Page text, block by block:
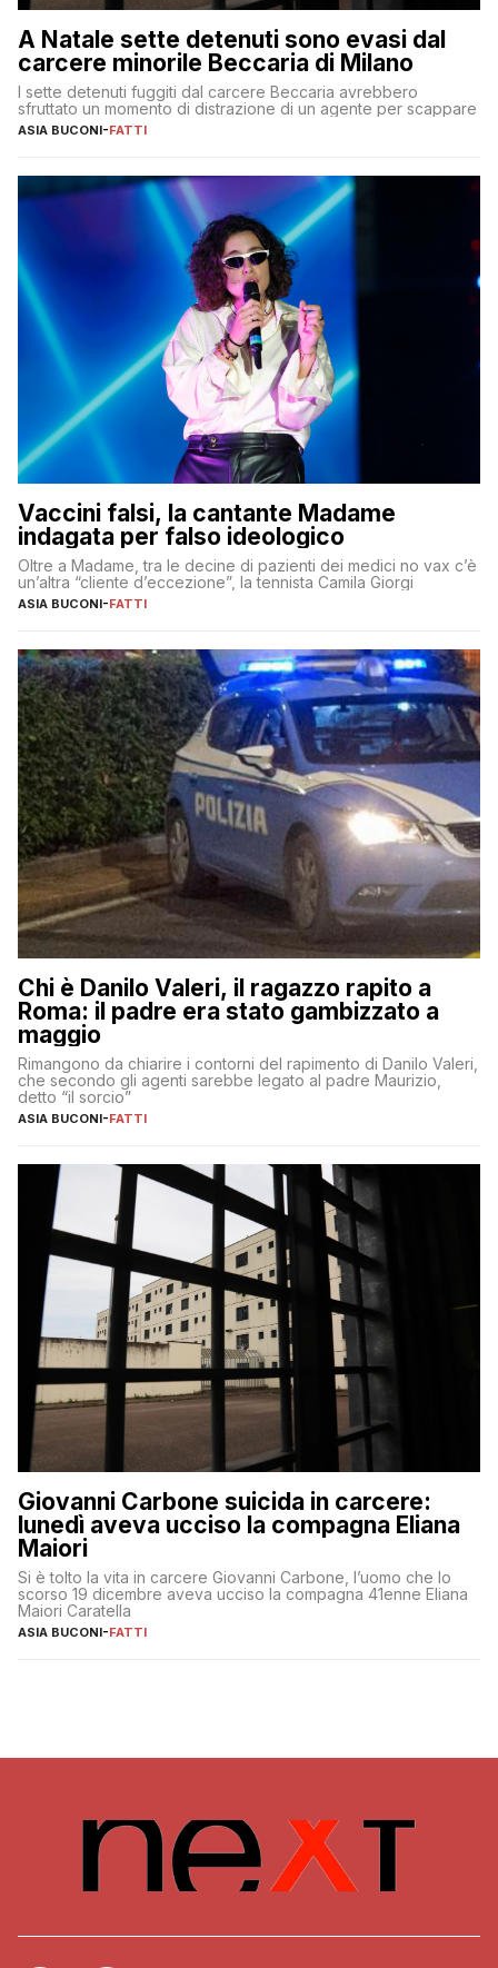
A Natale sette detenuti sono evasi dal
carcere minorile Beccaria di Milano
I sette detenuti fuggiti dal carcere Beccaria avrebbero
sfruttato un momento di distrazione di un agente per scappare
ASIA BUCONI-FATTI
Vaccini falsi, la cantante Madame
indagata per falso ideologico
Oltre a Madame, tra le decine di pazienti dei medici no vax c’è
un’altra “cliente d’eccezione”, la tennista Camila Giorgi
ASIA BUCONI-FATTI
Chi è Danilo Valeri, il ragazzo rapito a
Roma: il padre era stato gambizzato a
maggio
Rimangono da chiarire i contorni del rapimento di Danilo Valeri,
che secondo gli agenti sarebbe legato al padre Maurizio,
detto “il sorcio”
ASIA BUCONI-FATTI
Giovanni Carbone suicida in carcere:
lunedì aveva ucciso la compagna Eliana
Maiori
Si è tolto la vita in carcere Giovanni Carbone, l’uomo che lo
scorso 19 dicembre aveva ucciso la compagna 41enne Eliana
Maiori Caratella
ASIA BUCONI-FATTI